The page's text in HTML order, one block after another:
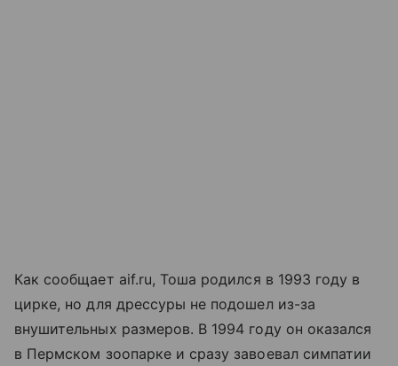
Как сообщает aif.ru, Тоша родился в 1993 году в
цирке, но для дрессуры не подошел из-за
внушительных размеров. В 1994 году он оказался
в Пермском зоопарке и сразу завоевал симпатии